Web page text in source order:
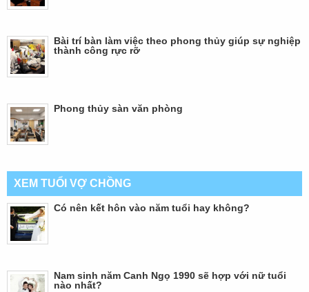
Bài trí bàn làm việc theo phong thủy giúp sự nghiệp
thành công rực rỡ
Phong thủy sàn văn phòng
XEM TUỔI VỢ CHỒNG
Có nên kết hôn vào năm tuổi hay không?
Nam sinh năm Canh Ngọ 1990 sẽ hợp với nữ tuổi
nào nhất?